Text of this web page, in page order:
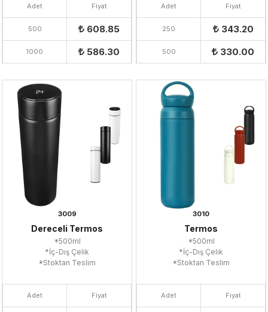
Adet Fiyat
500 608.85
1000 586.30
Adet Fiyat
250 343.20
500 330.00
3009
Dereceli Termos
*500ml
*İç-Dış Çelik
*Stoktan Teslim
Adet Fiyat
3010
Termos
*500ml
*İç-Dış Çelik
*Stoktan Teslim
Adet Fiyat